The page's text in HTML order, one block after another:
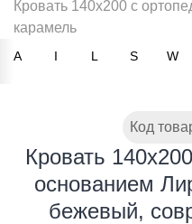
Кровать 140х200 с
карамель
A I L S W
Код
Кровать
основанием
бежевый,